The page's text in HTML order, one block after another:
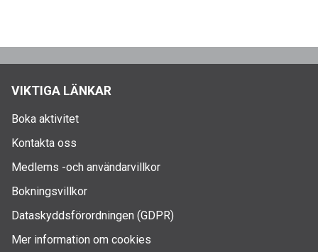
VIKTIGA LÄNKAR
Boka aktivitet
Kontakta oss
Medlems -och användarvillkor
Bokningsvillkor
Dataskyddsförordningen (GDPR)
Mer information om cookies